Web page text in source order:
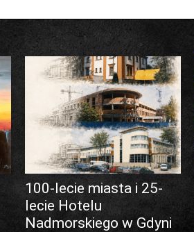
100-lecie miasta i 25-
lecie Hotelu
Nadmorskiego w Gdyni